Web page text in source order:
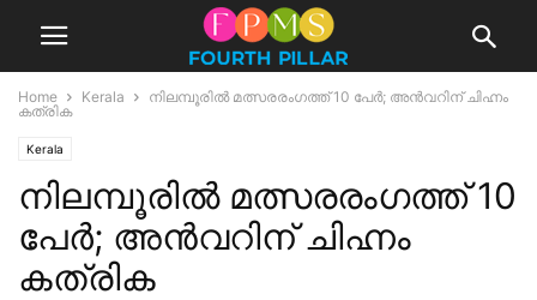
Home Kerala
നിലമ്പൂരിൽ മത്സരരംഗത്ത് 10 പേർ; അൻവറിന് ചിഹ്നം
കത്രിക
Kerala
നിലമ്പൂരിൽ മത്സരരംഗത്ത് 10
പേർ; അൻവറിന് ചിഹ്നം
കത്രിക